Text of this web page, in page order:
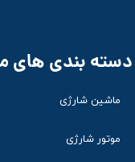
دسته بندی های
ماشین شارژی
موتور شارژی